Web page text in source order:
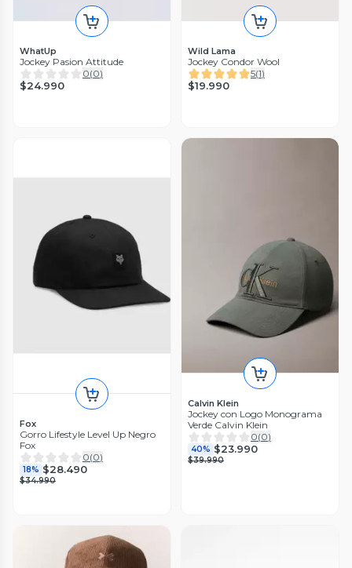
WhatUp
Jockey Pasion Attitude
0(0)
$24.990
Wild Lama
Jockey Condor Wool
5(1)
$19.990
Fox
Gorro Lifestyle Level Up Negro
Fox
0(0)
18% $28.490
$34.990
Calvin Klein
Jockey con Logo Monograma
Verde Calvin Klein
0(0)
40% $23.990
$39.990